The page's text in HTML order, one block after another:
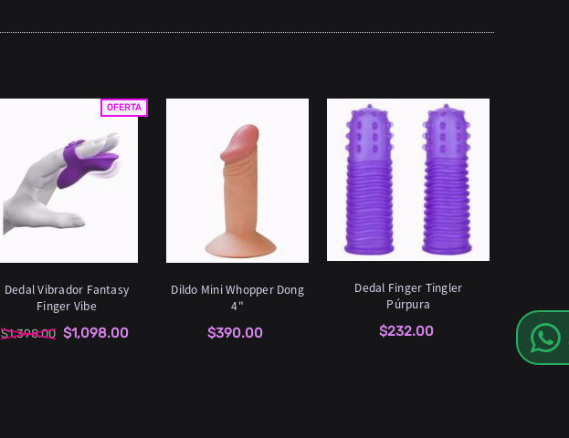
OFERTA
Dedal Vibrador Fantasy
Finger Vibe
$1,398.00 $1,098.00
Dildo Mini Whopper Dong
4"
$390.00
Dedal Finger Tingler
Púrpura
$232.00